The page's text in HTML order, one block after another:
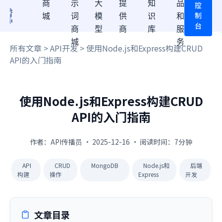
商
城
示
词
商
城
大
模
型
提
供
商
知
识
库
品
和
服
务
控
制
台
所有文章 >API开发> 使用Node.js和Express构建CRUD
API的入门指南
使用Node.js和Express构建CRUD
API的入门指南
作者：API传播员 · 2025-12-16 · 阅读时间：7分钟
API
构建
CRUD
操作
MongoDB
Node.js和
Express
后端
开发
文章目录